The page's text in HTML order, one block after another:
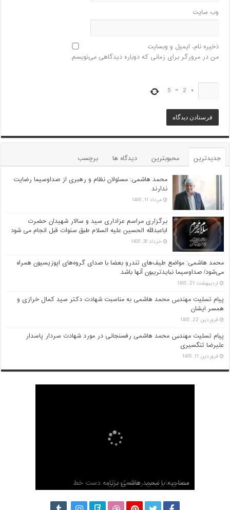
وب‌ سایت
ذخیره نام، ایمیل و وبسایت
من در مرورگر برای زمانی که دوباره دیدگاهی می‌نویسم.
+
2
=
5
جدیدترین محبوبترین دیدگاه ها برچسب
محمد هاشمی: مسئولان نظام و رهبری از صداوسیما رضایت
ندارند
مرداد 11, 1405
برگزاری مراسم عزاداری سید و سالار شهیدان حضرت
اباعبدالله الحسین علیه السلام طبق سنوات قبل انجام می شود
خرداد 30, 1405
محمد هاشمی: مواضع طیف‌های تندرو بعضا با صدای گروه‌های اپوزیسیون همراه
می‌شود/ صداوسیما نبایدتریبون آنها باشد
اردیبهشت 21, 1405
پیام تسلیت مهندس محمد هاشمی به مناسبت شهادت دکتر سید کمال خرازی و
همسر ایشان
فروردین 22, 1405
پیام تسلیت مهندس محمد هاشمی رفسنجانی در مورد شهادت سردار پاسدار
علیرضا تنگسیری
فروردین 11, 1405
مصاحبه با محمد هاشمی برنامه دست خط
سخنی با رئیس رسانه کودکی
ناگفته های محمد هاشمی درباره آیت الله هاشمی
هاشمی رفسنجانی
گزارش کامل ثبت نام محمد هاشمی رفسنجانی